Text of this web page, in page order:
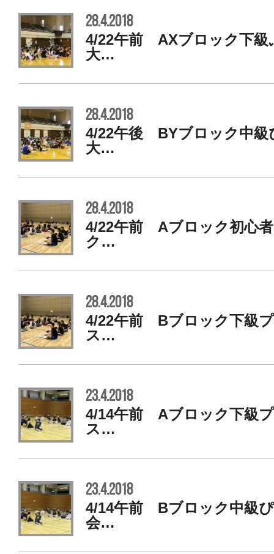
28.4.2018
4/22午前 AXブロック下級
大…
28.4.2018
4/22午後 BYブロック中級
大…
28.4.2018
4/22午前 Aブロック初心
ク…
28.4.2018
4/22午前 Bブロック下級
ス…
23.4.2018
4/14午前 Aブロック下級
ス…
23.4.2018
4/14午前 Bブロック中級
会…